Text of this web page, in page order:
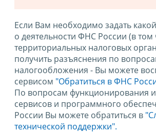
Если Вам необходимо задать
о деятельности ФНС России (в том
территориальных налоговых
получить разъяснения по
налогообложения - Вы можете
сервисом "Обратиться в ФНС
По вопросам функционирования
сервисов и программного
России Вы можете обратиться в
технической поддержки".